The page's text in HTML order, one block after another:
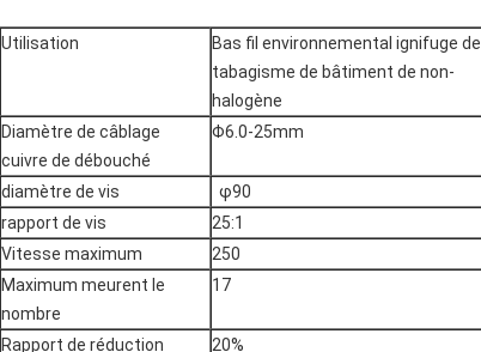
Utilisation
Bas fil environnemental ignifuge de
tabagisme de bâtiment de non-
halogène
Diamètre de câblage
cuivre de débouché
Φ6.0-25mm
diamètre de vis
φ90
rapport de vis
25:1
Vitesse maximum
250
Maximum meurent le
nombre
17
Rapport de réduction
20%